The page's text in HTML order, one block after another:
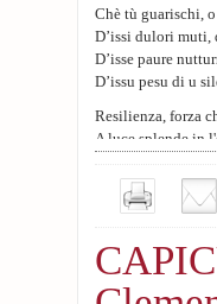
Chè tù guarischi,
D’issi dulori muti,
D’isse paure
D’issu pesu di u
Resilienza, forza
A luce splende in